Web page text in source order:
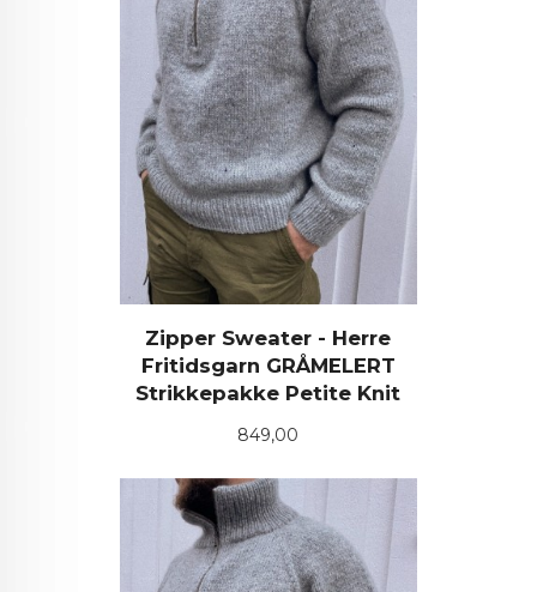
Zipper Sweater - Herre
Fritidsgarn GRÅMELERT
Strikkepakke Petite Knit
Pris
849,00